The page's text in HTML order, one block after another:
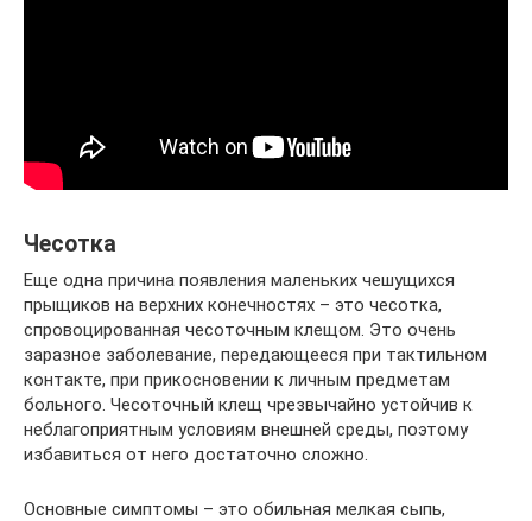
Чесотка
Еще одна причина появления маленьких чешущихся
прыщиков на верхних конечностях – это чесотка,
спровоцированная чесоточным клещом. Это очень
заразное заболевание, передающееся при тактильном
контакте, при прикосновении к личным предметам
больного. Чесоточный клещ чрезвычайно устойчив к
неблагоприятным условиям внешней среды, поэтому
избавиться от него достаточно сложно.
Основные симптомы – это обильная мелкая сыпь,